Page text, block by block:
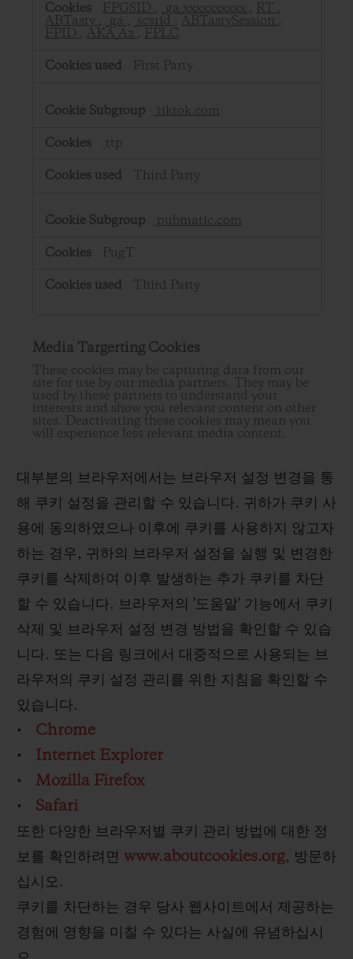
FPGSID , _ga_xxxxxxxxxx , RT
,
ABTasty , _ga , _scsrid , ABTastySession ,
FPID , AKA_A2 , FPLC
First Party
tiktok.com
_ttp
Third Party
pubmatic.com
PugT
Third Party
Media Targerting Cookies
These cookies may be capturing data from our
site for use by our media partners. They may be
used by these partners to understand your
interests and show you relevant content on other
sites. Deactivating these cookies may mean you
will experience less relevant media content.
대부분의 브라우저에서는 브라우저 설정 변경을 통
해 쿠키 설정을 관리할 수 있습니다. 귀하가 쿠키 사
용에 동의하였으나 이후에 쿠키를 사용하지 않고자
하는 경우, 귀하의 브라우저 설정을 실행 및 변경한
쿠키를 삭제하여 이후 발생하는 추가 쿠키를 차단
할 수 있습니다. 브라우저의 '도움말' 기능에서 쿠키
삭제 및 브라우저 설정 변경 방법을 확인할 수 있습
니다. 또는 다음 링크에서 대중적으로 사용되는 브
라우저의 쿠키 설정 관리를 위한 지침을 확인할 수
있습니다.
• Chrome
• Internet Explorer
• Mozilla Firefox
• Safari
또한 다양한 브라우저별 쿠키 관리 방법에 대한 정
보를 확인하려면 www.aboutcookies.org, 방문하
십시오.
쿠키를 차단하는 경우 당사 웹사이트에서 제공하는
경험에 영향을 미칠 수 있다는 사실에 유념하십시